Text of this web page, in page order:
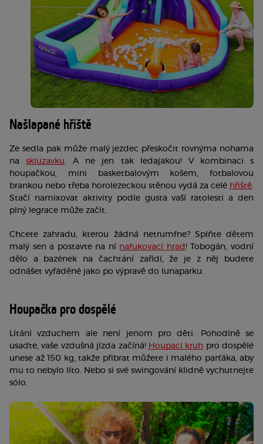
Našlapané hřiště
Ze sedla pak může malý jezdec přeskočit rovnýma nohama
na skluzavku. A ne jen tak ledajakou! V kombinaci s
houpačkou, mini basketbalovým košem, fotbalovou
brankou nebo třeba horolezeckou stěnou vydá za celé hřiště.
Stačí namixovat aktivity podle gusta vaší ratolesti a den
plný legrace může začít.
Chcete zahradu, kterou žádná netrumfne? Splňte dětem
malý sen a postavte na ní nafukovací hrad ! Tobogán, vodní
dělo a bazének na čachtání zařídí, že je z něj budete
odnášet vyřáděné jako po výpravě do lunaparku.
Houpačka pro dospělé
Lítání vzduchem ale není jenom pro děti. Pohodlně se
usaďte, vaše vzdušná jízda začíná! Houpací kruh pro dospělé
unese až 150 kg, takže přibrat můžete i malého parťáka, aby
mu to nebylo líto. Nebo si své swingování klidně vychutnejte
sólo.